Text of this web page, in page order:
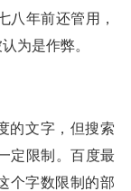
八年前还管用，
为是作弊。
的文字，但搜索
定限制。百度最
个字数限制的部